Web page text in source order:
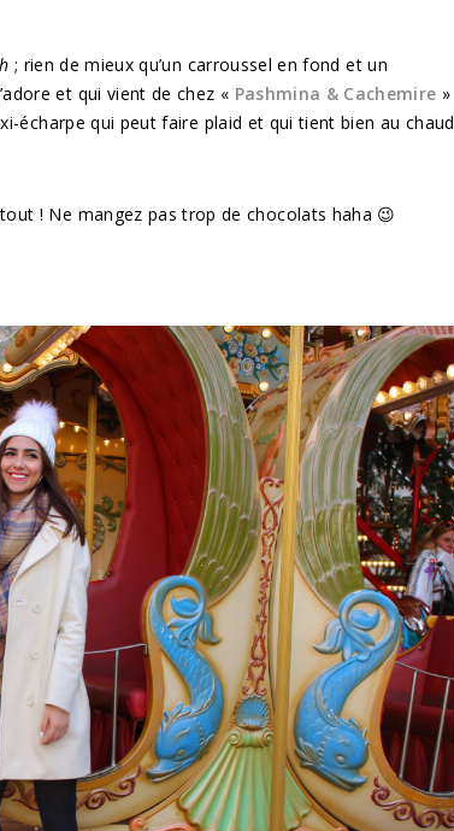
; rien de mieux qu’un carroussel en fond et un
et qui vient de chez « Pashmina & Cachemire »
écharpe qui peut faire plaid et qui tient bien au chaud
! Ne mangez pas trop de chocolats haha 😉